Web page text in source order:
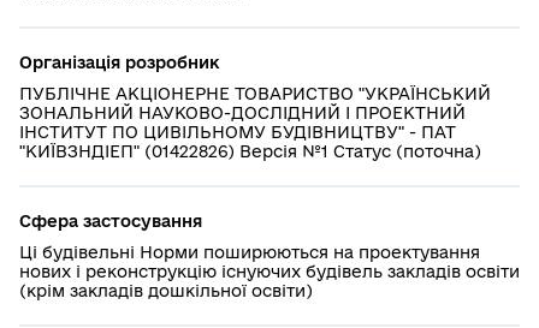
Організація розробник
ПУБЛІЧНЕ АКЦІОНЕРНЕ ТОВАРИСТВО "УКРАЇНСЬКИЙ
ЗОНАЛЬНИЙ НАУКОВО-ДОСЛІДНИЙ І ПРОЕКТНИЙ
ІНСТИТУТ ПО ЦИВІЛЬНОМУ БУДІВНИЦТВУ" - ПАТ
"КИЇВЗНДІЕП" (01422826) Версія №1 Статус (поточна)
Сфера застосування
Ці будівельні Норми поширюються на проектування
нових і реконструкцію існуючих будівель закладів освіти
(крім закладів дошкільної освіти)